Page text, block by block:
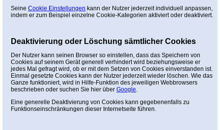
Seine Cookie Einstellungen kann der Nutzer jederzeit individuell anpassen,
indem er zum Beispiel einzelne Cookie-Kategorien aktiviert oder deaktiviert.
Deaktivierung oder Löschung sämtlicher Cookies
Der Nutzer kann seinen Browser so einstellen, dass das Speichern von
Cookies auf seinem Gerät generell verhindert wird beziehungsweise er
jedes Mal gefragt wird, ob er mit dem Setzen von Cookies einverstanden ist.
Einmal gesetzte Cookies kann der Nutzer jederzeit wieder löschen. Wie das
Ganze funktioniert, wird in Hilfe-Funktion des jeweiligen Webbrowsers
beschrieben oder suchen Sie hier über Google.
Eine generelle Deaktivierung von Cookies kann gegebenenfalls zu
Funktionseinschränkungen dieser Internetseite führen.